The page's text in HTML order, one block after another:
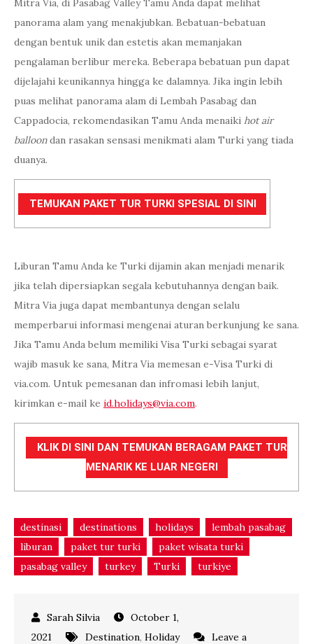
Mitra Via, di Pasabag Valley Tamu Anda dapat melihat
panorama alam yang menakjubkan. Bebatuan-bebatuan
dengan bentuk unik dan estetis akan memanjakan
pengalaman berlibur mereka. Beberapa bebatuan pun dapat
dijelajahi keunikannya hingga ke dalamnya. Jika ingin lebih
puas melihat panorama alam di Lembah Pasabag dan
Cappadocia, rekomendasikan Tamu Anda menaiki hot air
balloondan rasakan sensasi menikmati alam Turki yang tiada
duanya.
TEMUKAN PAKET TUR TURKI SPESIAL DI SINI
Liburan Tamu Anda ke Turki dijamin akan menjadi menarik
jika telah dipersiapkan segala kebutuhannya dengan baik.
Mitra Via juga dapat membantunya dengan selalu
memperbarui informasi mengenai aturan berkunjung ke sana.
Jika Tamu Anda belum memiliki Visa Turki sebagai syarat
wajib masuk ke sana, Mitra Via memesan e-Visa Turki di
via.com. Untuk pemesanan dan infromasi lebih lanjut,
kirimkan e-mail ke id.holidays@via.com.
KLIK DI SINI DAN TEMUKAN BERAGAM PAKET TUR
MENARIK KE LUAR NEGERI
destinasi destinations holidays
lembah pasabag
liburan
paket tur turki
paket wisata turki
pasabag valley
turkey Turki turkiye
October 1,
2021
Destination, Holiday
Leave a